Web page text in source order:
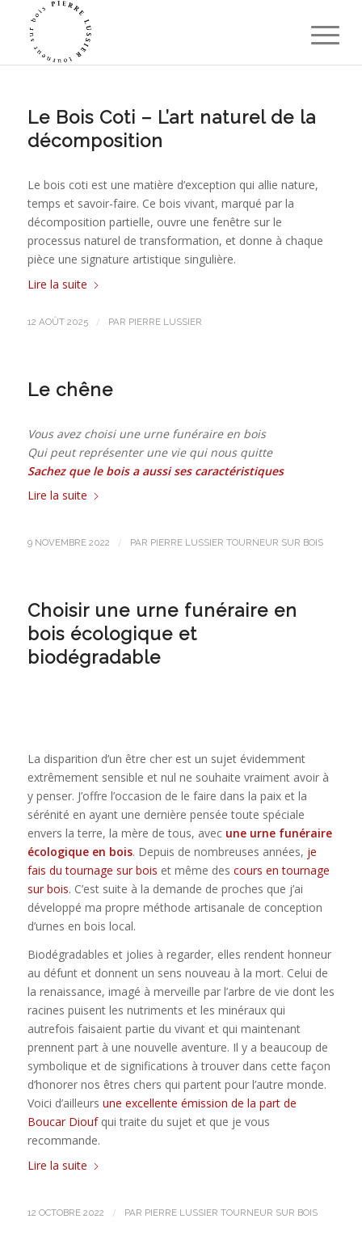
Le Bois Coti – L’art naturel de la
décomposition
Le bois coti est une matière d’exception qui allie nature,
temps et savoir-faire. Ce bois vivant, marqué par la
décomposition partielle, ouvre une fenêtre sur le
processus naturel de transformation, et donne à chaque
pièce une signature artistique singulière.
Lire la suite
12 AOÛT 2025 / PAR PIERRE LUSSIER
Le chêne
Vous avez choisi une urne funéraire en bois
Qui peut représenter une vie qui nous quitte
Sachez que le bois a aussi ses caractéristiques
Lire la suite
9 NOVEMBRE 2022 / PAR PIERRE LUSSIER TOURNEUR SUR BOIS
Choisir une urne funéraire en
bois écologique et
biodégradable
La disparition d’un être cher est un sujet évidemment
extrêmement sensible et nul ne souhaite vraiment avoir à
y penser. J’offre l’occasion de le faire dans la paix et la
sérénité en ayant une dernière pensée toute spéciale
envers la terre, la mère de tous, avec une urne funéraire
écologique en bois. Depuis de nombreuses années, je
fais du tournage sur bois et même des cours en tournage
sur bois. C’est suite à la demande de proches que j’ai
développé ma propre méthode artisanale de conception
d’urnes en bois local.
Biodégradables et jolies à regarder, elles rendent honneur
au défunt et donnent un sens nouveau à la mort. Celui de
la renaissance, imagé à merveille par l’arbre de vie dont les
racines puisent les nutriments et les minéraux qui
autrefois faisaient partie du vivant et qui maintenant
prennent part à une nouvelle aventure. Il y a beaucoup de
symbolique et de significations à trouver dans cette façon
d’honorer nos êtres chers qui partent pour l’autre monde.
Voici d’ailleurs une excellente émission de la part de
Boucar Dioufqui traite du sujet et que je vous
recommande.
Lire la suite
12 OCTOBRE 2022 / PAR PIERRE LUSSIER TOURNEUR SUR BOIS